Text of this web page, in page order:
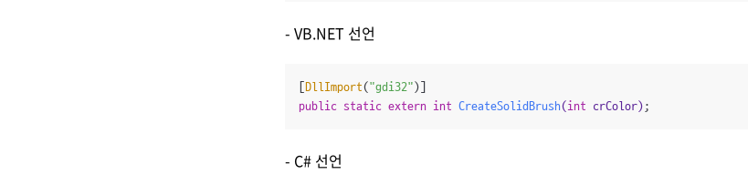
- VB.NET 선언
DllImport( "gdi32"
public static extern int CreateSolidBrush(int crColor) ;
- C# 선언